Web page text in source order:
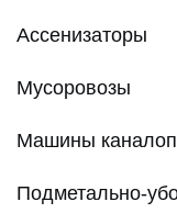
Ассенизаторы
Мусоровозы
Машины
Подметально-